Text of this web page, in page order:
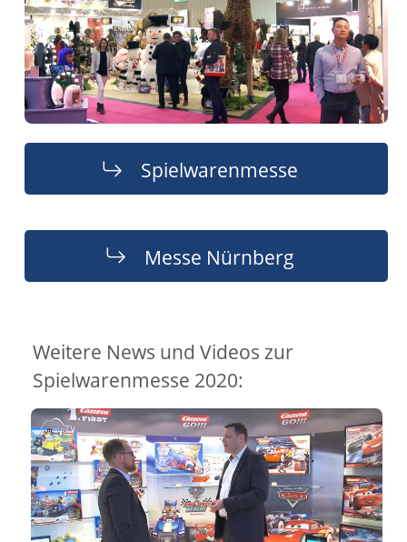
Spielwarenmesse
Messe Nürnberg
Weitere News und Videos zur
Spielwarenmesse 2020: